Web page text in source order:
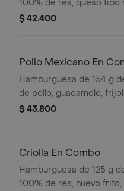
100% de res, queso tipo
piña, lechuga, salsa
pet
$ 42.400
Pollo Mexicano En
Hamburguesa de 154 g
de pollo, guacamole,
tortillas de maíz, tomate,
$ 43.800
Criolla En Combo
Hamburguesa de 125 g
100% de res, huevo